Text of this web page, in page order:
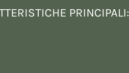
PRINCIPALI: